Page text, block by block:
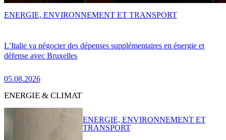
L’Italie va négocier des dépenses supplémentaires en énergie et
défense avec Bruxelles
05.08.2026
ENERGIE, ENVIRONNEMENT ET TRANSPORT
ENERGIE & CLIMAT
ENERGIE, ENVIRONNEMENT ET
TRANSPORT